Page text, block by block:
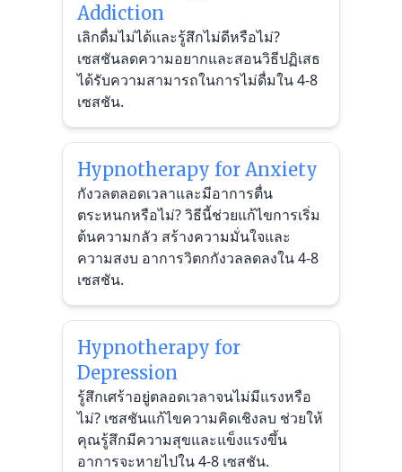
Addiction
เลิกดื่มไม่ได้และรู้สึกไม่ดีหรือไม่?
เซสชันลดความอยากและสอนวิธีปฏิเสธ
ได้รับความสามารถในการไม่ดื่มใน 4-8
เซสชัน.
Hypnotherapy for Anxiety
กังวลตลอดเวลาและมีอาการตื่น
ตระหนกหรือไม่? วิธีนี้ช่วยแก้ไขการเริ่ม
ต้นความกลัว สร้างความมั่นใจและ
ความสงบ อาการวิตกกังวลลดลงใน 4-8
เซสชัน.
Hypnotherapy for
Depression
รู้สึกเศร้าอยู่ตลอดเวลาจนไม่มีแรงหรือ
ไม่? เซสชันแก้ไขความคิดเชิงลบ ช่วยให้
คุณรู้สึกมีความสุขและแข็งแรงขึ้น
อาการจะหายไปใน 4-8 เซสชัน.